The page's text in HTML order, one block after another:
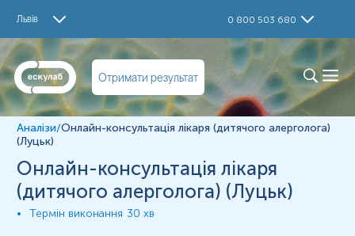
Львів 0 800 503 680
Отримати результат
Консультація лікаря
Матеріал
Інше
*Одиниці вимірювання, референтні значення та діапазон
тест-систем.
Аналізи/Онлайн-консультація лікаря (дитячого алерголога)
(Луцьк)
Онлайн-консультація лікаря
(дитячого алерголога) (Луцьк)
Термін виконання 30 хв